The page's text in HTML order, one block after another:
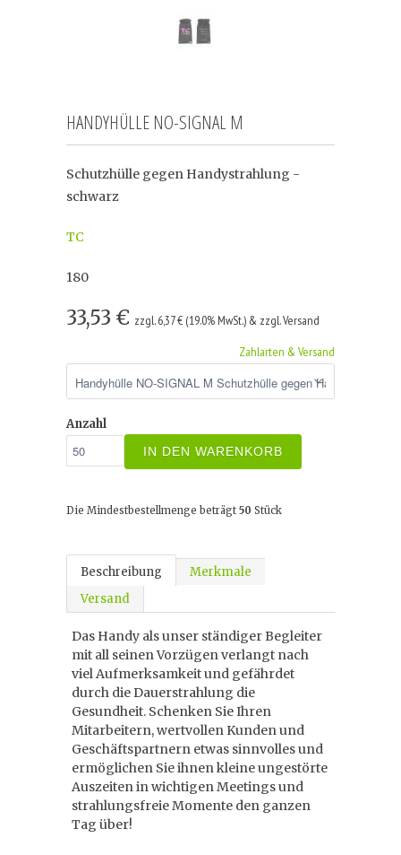
HANDYHÜLLE NO-SIGNAL M
Schutzhülle gegen Handystrahlung -
schwarz
TC
180
33,53 € zzgl. 6,37 € (19.0% MwSt.) & zzgl. Versand
Zahlarten & Versand
Anzahl
IN DEN WARENKORB
Die Mindestbestellmenge beträgt 50 Stück
Beschreibung
Merkmale
Versand
Das Handy als unser ständiger Begleiter
mit all seinen Vorzügen verlangt nach
viel Aufmerksamkeit und gefährdet
durch die Dauerstrahlung die
Gesundheit. Schenken Sie Ihren
Mitarbeitern, wertvollen Kunden und
Geschäftspartnern etwas sinnvolles und
ermöglichen Sie ihnen kleine ungestörte
Auszeiten in wichtigen Meetings und
strahlungsfreie Momente den ganzen
Tag über!